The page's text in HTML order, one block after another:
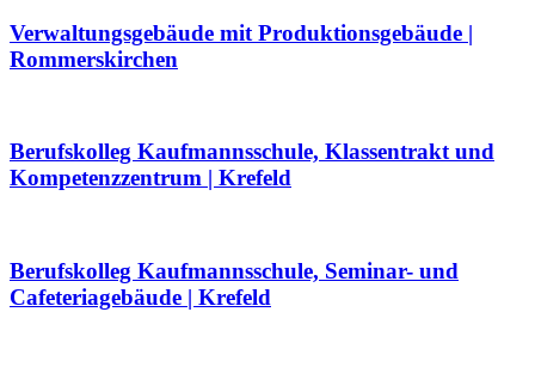
Verwaltungsgebäude mit Produktionsgebäude |
Rommerskirchen
Berufskolleg Kaufmannsschule, Klassentrakt und
Kompetenzzentrum | Krefeld
Berufskolleg Kaufmannsschule, Seminar- und
Cafeteriagebäude | Krefeld